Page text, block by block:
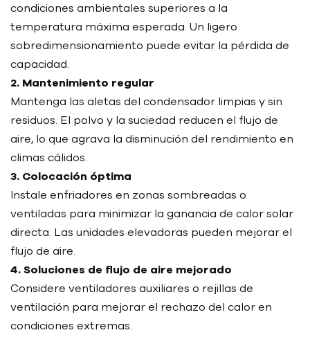
condiciones ambientales superiores a la
temperatura máxima esperada. Un ligero
sobredimensionamiento puede evitar la pérdida de
capacidad.
2. Mantenimiento regular
Mantenga las aletas del condensador limpias y sin
residuos. El polvo y la suciedad reducen el flujo de
aire, lo que agrava la disminución del rendimiento en
climas cálidos.
3. Colocación óptima
Instale enfriadores en zonas sombreadas o
ventiladas para minimizar la ganancia de calor solar
directa. Las unidades elevadoras pueden mejorar el
flujo de aire.
4. Soluciones de flujo de aire mejorado
Considere ventiladores auxiliares o rejillas de
ventilación para mejorar el rechazo del calor en
condiciones extremas.